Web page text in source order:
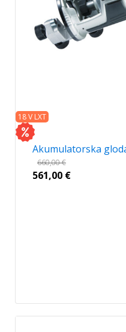
18 V LXT
Akumulatorska
660,00€
561,00 €